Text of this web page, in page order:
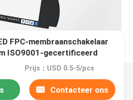
FPC-membraanschakelaar
ISO9001-gecertificeerd
Prijs：USD 0.5-5/pcs
Contacteer ons